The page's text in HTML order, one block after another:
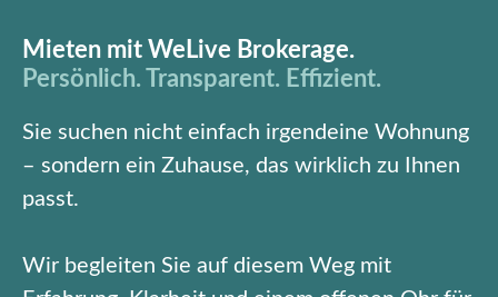
Mieten mit WeLive Brokerage.
Persönlich. Transparent. Effizient.
Sie suchen nicht einfach irgendeine Wohnung
– sondern ein Zuhause, das wirklich zu Ihnen
passt.
Wir begleiten Sie auf diesem Weg mit